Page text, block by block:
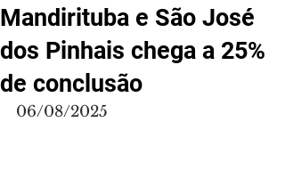
Mandirituba e São José
dos Pinhais chega a 25%
de conclusão
06/08/2025